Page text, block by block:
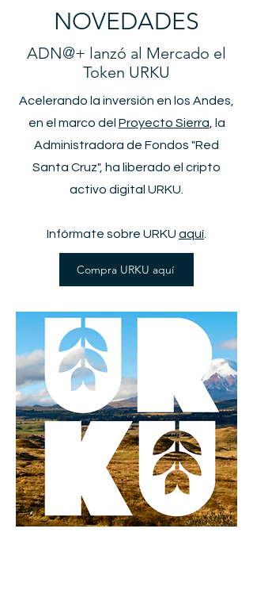
NOVEDADES
ADN@+ lanzó al Mercado el
Token URKU
Acelerando la inversión en los Andes,
en el marco del Proyecto Sierra , la
Administradora de Fondos "Red
Santa Cruz", ha liberado el cripto
activo digital URKU.
Infórmate sobre URKU aquí
Compra URKU aquí